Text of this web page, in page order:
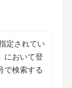
定されてい
において登
で検索する